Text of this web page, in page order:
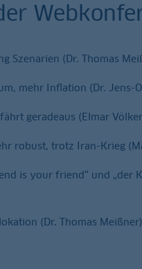
Szenarien (Dr. Thomas
mehr Inflation (Dr. Jens-
geradeaus (Elmar
robust, trotz Iran-Krieg
is your friend“ und „der
(Dr. Thomas Meißner)